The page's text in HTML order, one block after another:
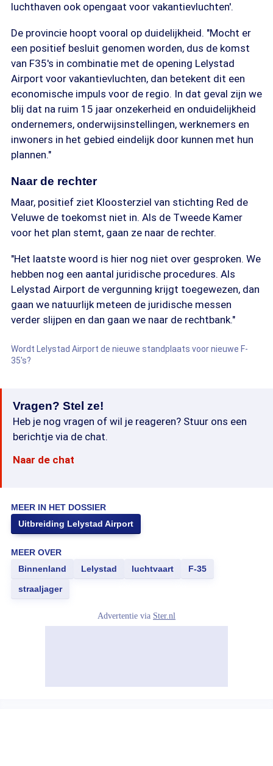
luchthaven ook opengaat voor vakantievluchten'.
De provincie hoopt vooral op duidelijkheid. "Mocht er
een positief besluit genomen worden, dus de komst
van F35's in combinatie met de opening Lelystad
Airport voor vakantievluchten, dan betekent dit een
economische impuls voor de regio. In dat geval zijn we
blij dat na ruim 15 jaar onzekerheid en onduidelijkheid
ondernemers, onderwijsinstellingen, werknemers en
inwoners in het gebied eindelijk door kunnen met hun
plannen."
Naar de rechter
Maar, positief ziet Kloosterziel van stichting Red de
Veluwe de toekomst niet in. Als de Tweede Kamer
voor het plan stemt, gaan ze naar de rechter.
"Het laatste woord is hier nog niet over gesproken. We
hebben nog een aantal juridische procedures. Als
Lelystad Airport de vergunning krijgt toegewezen, dan
gaan we natuurlijk meteen de juridische messen
verder slijpen en dan gaan we naar de rechtbank."
Wordt Lelystad Airport de nieuwe standplaats voor nieuwe F-
35's?
Vragen? Stel ze!
Heb je nog vragen of wil je reageren? Stuur ons een
berichtje via de chat.
Naar de chat
MEER IN HET DOSSIER
Uitbreiding Lelystad Airport
MEER OVER
Binnenland
Lelystad luchtvaart F-35
straaljager
Advertentie via Ster.nl